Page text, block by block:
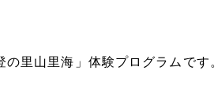
里山里海」体験プログラムです。